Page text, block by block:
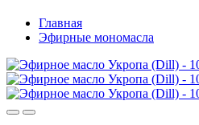
Главная
Эфирные мономасла